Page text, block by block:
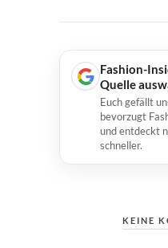
Fashion-
Quelle
Euch gefällt
bevorzugt
und entdeckt
schneller.
KEINE